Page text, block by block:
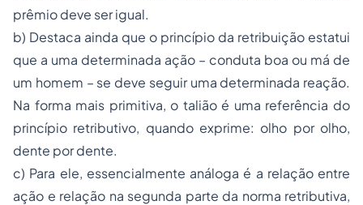
prêmio deve ser igual.
b) Destaca ainda que o princípio da retribuição estatui
que a uma determinada ação – conduta boa ou má de
um homem – se deve seguir uma determinada reação.
Na forma mais primitiva, o talião é uma referência do
princípio retributivo, quando exprime: olho por olho,
dente por dente.
c) Para ele, essencialmente análoga é a relação entre
ação e relação na segunda parte da norma retributiva,